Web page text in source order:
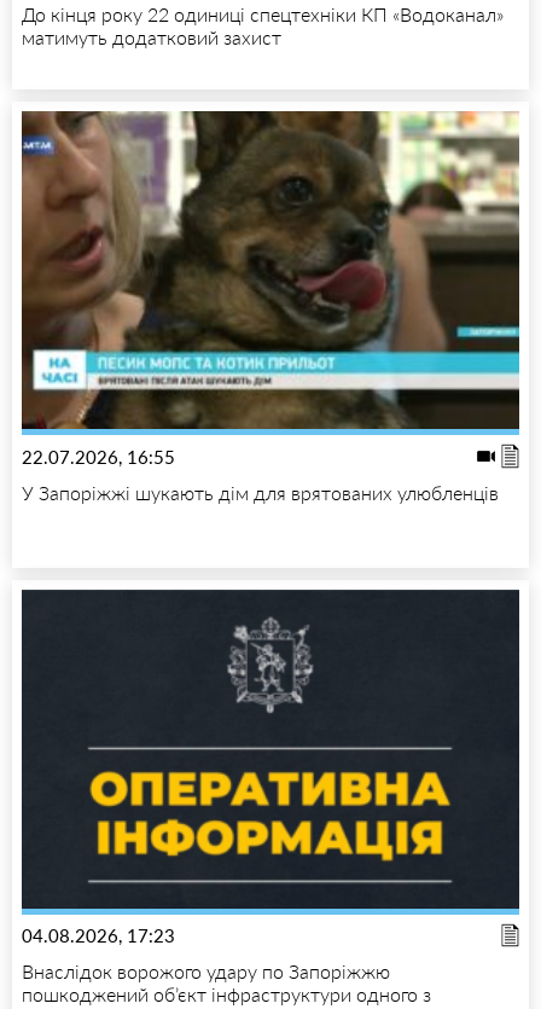
До кінця року 22 одиниці спецтехніки КП «Водоканал»
матимуть додатковий захист
22.07.2026, 16:55
У Запоріжжі шукають дім для врятованих улюбленців
04.08.2026, 17:23
Внаслідок ворожого удару по Запоріжжю
пошкоджений об’єкт інфраструктури одного з